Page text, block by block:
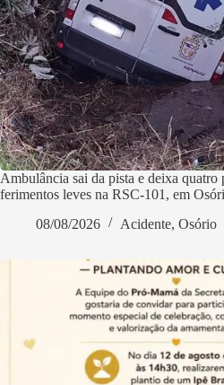
Ambulância sai da pista e deixa quatro
ferimentos leves na RSC-101, em
08/08/2026
Acidente, Osório